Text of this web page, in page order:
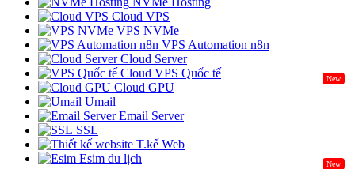
Cloud VPS
VPS NVMe
VPS Automation n8n
Cloud Server
Cloud VPS Quốc tế
New
Cloud GPU
Umail
Email Server
SSL
T.kế Web
Esim du lịch
New